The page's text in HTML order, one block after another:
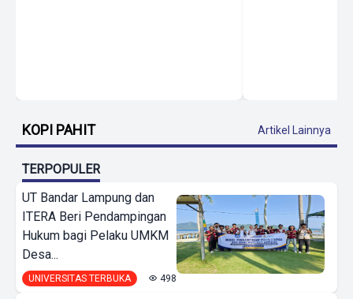
KOPI PAHIT Artikel Lainnya
TERPOPULER
UT Bandar Lampung dan
ITERA Beri Pendampingan
Hukum bagi Pelaku UMKM
Desa...
UNIVERSITAS TERBUKA 498